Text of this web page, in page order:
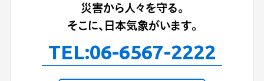
災害から人々を守る。
そこに、日本気象がいます。
TEL:06-6567-2222